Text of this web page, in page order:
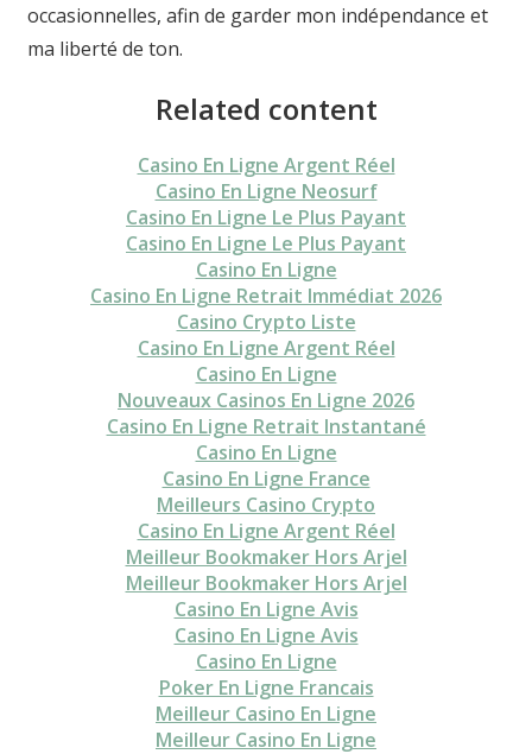
occasionnelles, afin de garder mon indépendance et
ma liberté de ton.
Related content
Casino En Ligne Argent Réel
Casino En Ligne Neosurf
Casino En Ligne Le Plus Payant
Casino En Ligne Le Plus Payant
Casino En Ligne
Casino En Ligne Retrait Immédiat 2026
Casino Crypto Liste
Casino En Ligne Argent Réel
Casino En Ligne
Nouveaux Casinos En Ligne 2026
Casino En Ligne Retrait Instantané
Casino En Ligne
Casino En Ligne France
Meilleurs Casino Crypto
Casino En Ligne Argent Réel
Meilleur Bookmaker Hors Arjel
Meilleur Bookmaker Hors Arjel
Casino En Ligne Avis
Casino En Ligne Avis
Casino En Ligne
Poker En Ligne Francais
Meilleur Casino En Ligne
Meilleur Casino En Ligne